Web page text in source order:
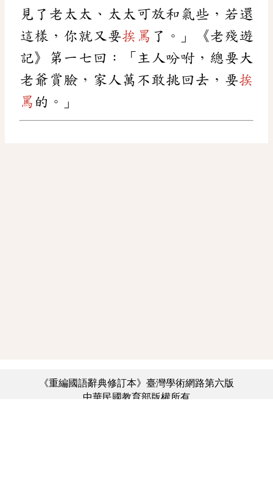
見了老太太、太太可放和氣些，若還
這樣，你就又要挨罵 了。」《老殘遊
記》第一七回：「主人吩咐，總要大
老爺賞臉，家人萬不敢挑回去，要挨
罵 的。」
《重編國語辭典修訂本》臺灣學術網路第六版
中華民國教育部版權所有